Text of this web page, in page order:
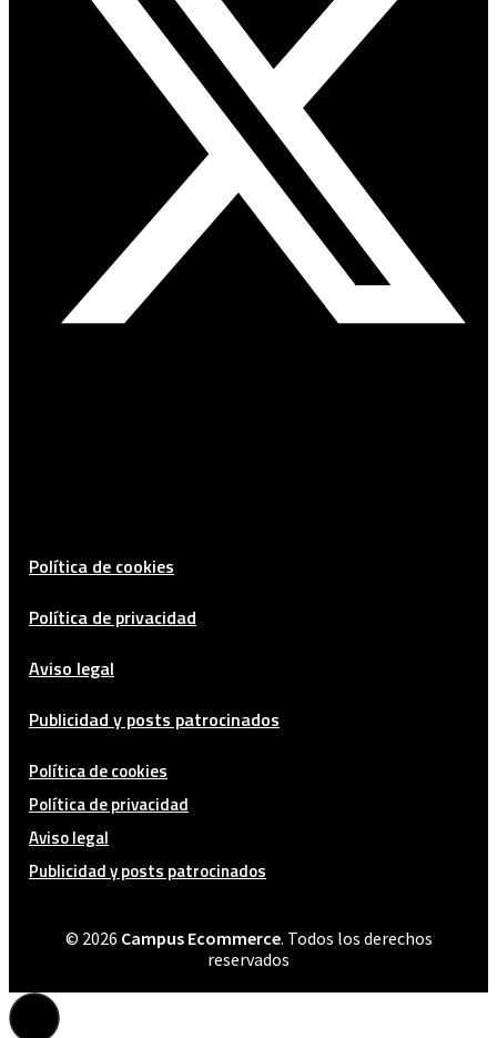
Política de cookies
Política de privacidad
Aviso legal
Publicidad y posts patrocinados
Política de cookies
Política de privacidad
Aviso legal
Publicidad y posts patrocinados
© 2026 Campus Ecommerce. Todos los derechos
reservados